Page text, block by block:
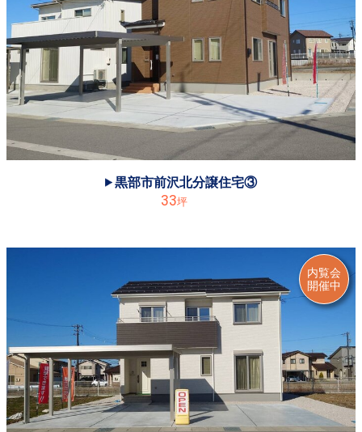
2022.09.26
◆月岡東緑町分譲住宅Bは、御成約になりました。ありがとうございました！
2022.08.19
◆滑川市魚躬分譲住宅は御成約になりました。ありがとうございました！
2022.06.28
◆7/16㈯・7/17㈰ ・7/18㈪の3日間限定《水橋辻ヶ堂》にて、完成見学会を開催します！
◆滑川市吾妻町平屋分譲住宅Aは御成約になりました。ありがとうございました！※3/6まで見学可能です。
◆富山市月岡東緑町分譲住宅Aは御成約になりました。ありがとうございました！※3/13まで見学可能です。
2022.02.05
◆砺波市頼成モデルハウスは御成約になりました。ありがとうございました！※2/25まで見学可能です。
2021.12.25
黒部市前沢北分譲住宅③
33坪
内覧会
開催中